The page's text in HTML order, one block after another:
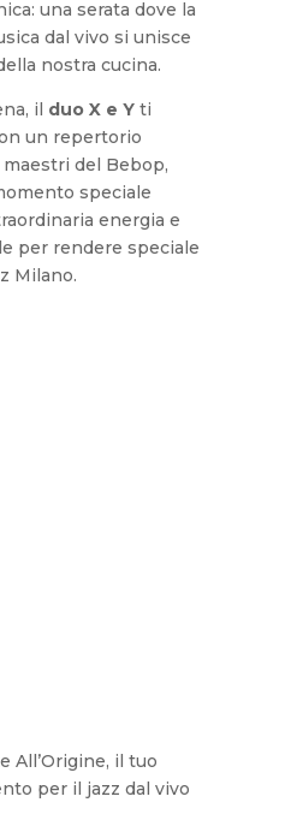
una serata dove la
dal vivo si unisce
nostra cucina.
il duo X e Yti
un repertorio
del Bebop,
speciale
energia e
per rendere speciale
Milano.
All’Origine, il tuo
per il jazz dal vivo